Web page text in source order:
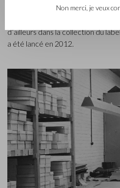
internationale. La tradition
d’ailleurs dans la collection du
a été lancé en 2012.
Non merci, je veux